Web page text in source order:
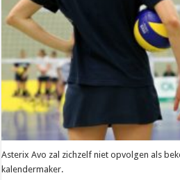
op
niks”
Asterix Avo zal zichzelf niet opvolgen als
kalendermaker.